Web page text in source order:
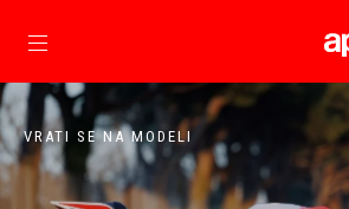
VRATI SE NA MODELI